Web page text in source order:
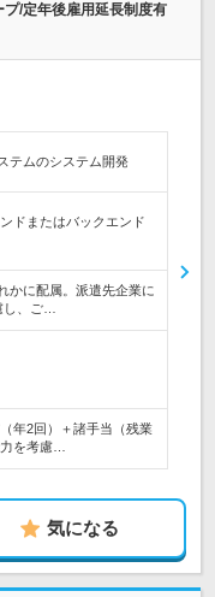
/定年後雇用延長制度有
テムのシステム開発
ドまたはバックエンド
かに配属。派遣先企業に
、ご…
年2回）＋諸手当（残業
を考慮…
気になる